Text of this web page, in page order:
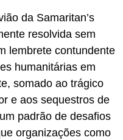
da Samaritan’s
resolvida sem
lembrete contundente
humanitárias em
somado ao trágico
e aos sequestros de
padrão de desafios
organizações como